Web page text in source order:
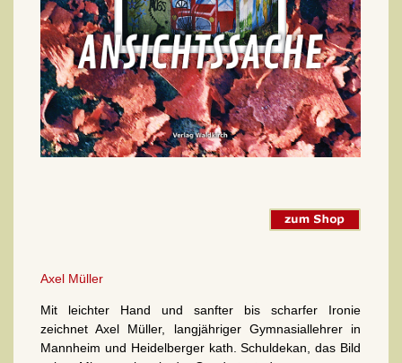
Axel Müller
Mit leichter Hand und sanfter bis scharfer Ironie
zeichnet Axel Müller, langjähriger Gymnasiallehrer in
Mannheim und Heidelberger kath. Schuldekan, das Bild